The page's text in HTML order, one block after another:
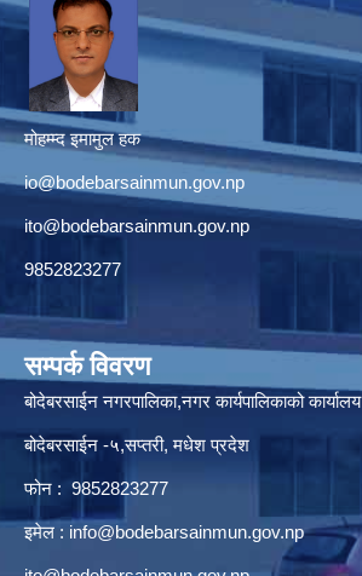
मोहम्म्द इमामुल हक
io@bodebarsainmun.gov.np
ito@bodebarsainmun.gov.np
9852823277
सम्पर्क विवरण
बोदेबरसाईन नगरपालिका,नगर कार्यपालिकाको कार्यालय
बोदेबरसाईन -५,सप्तरी, मधेश प्रदेश
फोन : 9852823277
इमेल : info@bodebarsainmun.gov.np